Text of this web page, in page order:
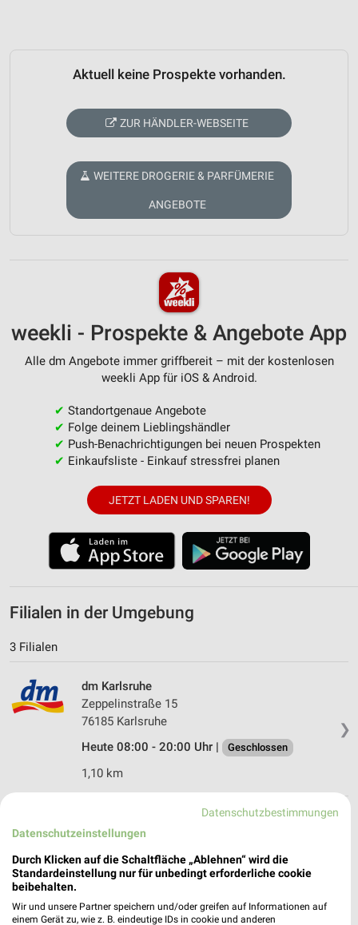
Aktuell keine Prospekte vorhanden.
ZUR HÄNDLER-WEBSEITE
WEITERE DROGERIE & PARFÜMERIE
ANGEBOTE
weekli - Prospekte & Angebote App
Alle dm Angebote immer griffbereit – mit der kostenlosen
weekli App für iOS & Android.
✔ Standortgenaue Angebote
✔ Folge deinem Lieblingshändler
✔ Push-Benachrichtigungen bei neuen Prospekten
✔ Einkaufsliste - Einkauf stressfrei planen
JETZT LADEN UND SPAREN!
Filialen in der Umgebung
3 Filialen
❯
dm Karlsruhe
Zeppelinstraße 15
76185 Karlsruhe
Heute 08:00 - 20:00 Uhr |
Geschlossen
1,10 km
Kaiserstraße 146
76133 Karlsruhe
Heute 08:00 - 20:00 Uhr |
Geschlossen
2,26 km
Datenschutzbestimmungen
Datenschutzeinstellungen
Durch Klicken auf die Schaltfläche „Ablehnen“ wird die
Standardeinstellung nur für unbedingt erforderliche cookie
beibehalten.
Wir und unsere Partner speichern und/oder greifen auf Informationen auf
einem Gerät zu, wie z. B. eindeutige IDs in cookie und anderen